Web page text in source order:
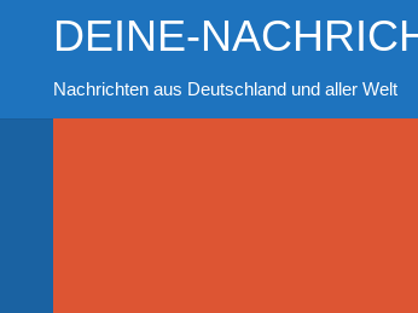
springen
DEINE-
Nachrichten aus Deutschland und aller Welt